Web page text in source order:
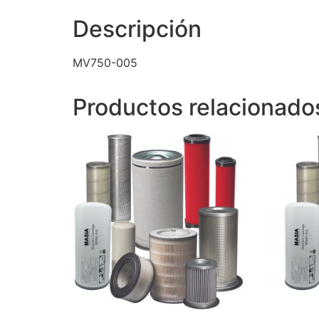
Descripción
MV750-005
Productos